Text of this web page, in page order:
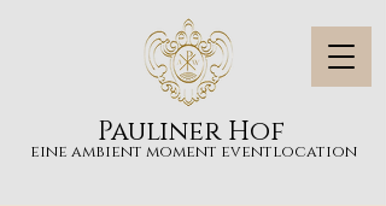
Pauliner Hof
eine ambient moment eventlocation